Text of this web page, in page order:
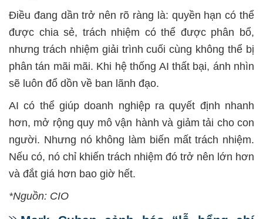
Điều đang dần trở nên rõ ràng là: quyền hạn có thể
được chia sẻ, trách nhiệm có thể được phân bổ,
nhưng trách nhiệm giải trình cuối cùng không thể bị
phân tán mãi mãi. Khi hệ thống AI thất bại, ánh nhìn
sẽ luôn đổ dồn về ban lãnh đạo.
AI có thể giúp doanh nghiệp ra quyết định nhanh
hơn, mở rộng quy mô vận hành và giảm tải cho con
người. Nhưng nó không làm biến mất trách nhiệm.
Nếu có, nó chỉ khiến trách nhiệm đó trở nên lớn hơn
và đắt giá hơn bao giờ hết.
*Nguồn: CIO